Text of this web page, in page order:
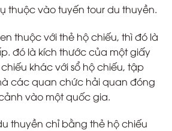
thuộc vào tuyến tour du thuyền.
thuộc với thẻ hộ chiếu, thì đó là
đó là kích thước của một giấy
khác với sổ hộ chiếu, tập
các quan chức hải quan đóng
vào một quốc gia.
thuyền chỉ bằng thẻ hộ chiếu